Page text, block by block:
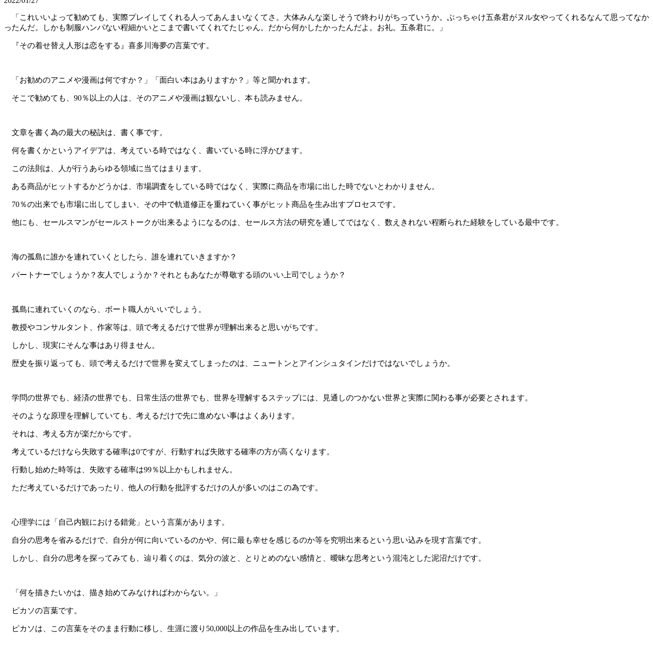
「これいいよって勧めても、実際プレイしてくれる人ってあんまいなくてさ。大体みんな楽しそうで終わりがちっていうか。ぶっちゃけ五条君がヌル女やってくれるなんて思ってなか
ったんだ。しかも制服ハンパない程細かいとこまで書いてくれてたじゃん。だから何かしたかったんだよ。お礼。五条君に。」
『その着せ替え人形は恋をする』喜多川海夢の言葉です。
「お勧めのアニメや漫画は何ですか？」「面白い本はありますか？」等と聞かれます。
そこで勧めても、90％以上の人は、そのアニメや漫画は観ないし、本も読みません。
文章を書く為の最大の秘訣は、書く事です。
何を書くかというアイデアは、考えている時ではなく、書いている時に浮かびます。
この法則は、人が行うあらゆる領域に当てはまります。
ある商品がヒットするかどうかは、市場調査をしている時ではなく、実際に商品を市場に出した時でないとわかりません。
70％の出来でも市場に出してしまい、その中で軌道修正を重ねていく事がヒット商品を生み出すプロセスです。
他にも、セールスマンがセールストークが出来るようになるのは、セールス方法の研究を通してではなく、数えきれない程断られた経験をしている最中です。
海の孤島に誰かを連れていくとしたら、誰を連れていきますか？
パートナーでしょうか？友人でしょうか？それともあなたが尊敬する頭のいい上司でしょうか？
孤島に連れていくのなら、ボート職人がいいでしょう。
教授やコンサルタント、作家等は、頭で考えるだけで世界が理解出来ると思いがちです。
しかし、現実にそんな事はあり得ません。
歴史を振り返っても、頭で考えるだけで世界を変えてしまったのは、ニュートンとアインシュタインだけではないでしょうか。
学問の世界でも、経済の世界でも、日常生活の世界でも、世界を理解するステップには、見通しのつかない世界と実際に関わる事が必要とされます。
そのような原理を理解していても、考えるだけで先に進めない事はよくあります。
それは、考える方が楽だからです。
考えているだけなら失敗する確率は0ですが、行動すれば失敗する確率の方が高くなります。
行動し始めた時等は、失敗する確率は99％以上かもしれません。
ただ考えているだけであったり、他人の行動を批評するだけの人が多いのはこの為です。
心理学には「自己内観における錯覚」という言葉があります。
自分の思考を省みるだけで、自分が何に向いているのかや、何に最も幸せを感じるのか等を究明出来るという思い込みを現す言葉です。
しかし、自分の思考を探ってみても、辿り着くのは、気分の波と、とりとめのない感情と、曖昧な思考という混沌とした泥沼だけです。
「何を描きたいかは、描き始めてみなければわからない。」
ピカソの言葉です。
ピカソは、この言葉をそのまま行動に移し、生涯に渡り50,000以上の作品を生み出しています。